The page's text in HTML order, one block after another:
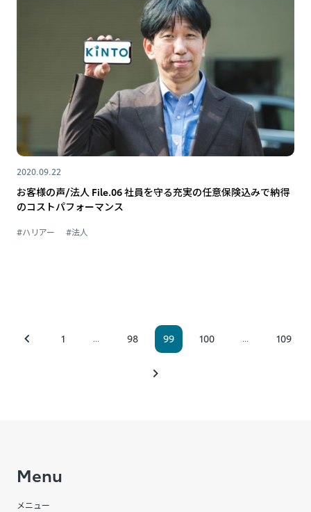
2020.09.22
お客様の声/法人 File.06 社員を守る充実の任意保険込みで納得
のコストパフォーマンス
#ハリアー #法人
1 ... 98 99 100 ... 109
Menu
メニュー